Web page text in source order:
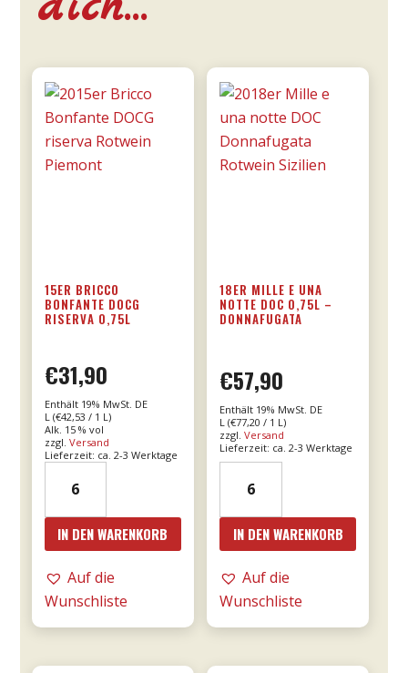
15ER BRICCO
BONFANTE DOCG
RISERVA 0,75L
€31,90
Enthält 19% MwSt. DE
L (€42,53 / 1 L)
Alk. 15 % vol
zzgl. Versand
Lieferzeit: ca. 2-3 Werktage
Bricco
Bonfante
DOCG
riserva
0,75l
IN DEN WARENKORB
Auf die
Wunschliste
18ER MILLE E UNA
NOTTE DOC 0,75L –
DONNAFUGATA
€57,90
Enthält 19% MwSt. DE
L (€77,20 / 1 L)
zzgl.Versand
Lieferzeit: ca. 2-3 Werktage
Mille
e
una
notte
DOC
Donnafugata
IN DEN WARENKORB
Auf die
Wunschliste